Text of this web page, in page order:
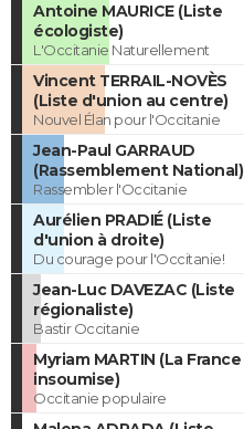
Antoine MAURICE (Liste
écologiste)
L'Occitanie Naturellement
Vincent TERRAIL-NOVÈS
(Liste d'union au centre)
Nouvel Élan pour l'Occitanie
Jean-Paul GARRAUD
(Rassemblement National)
Rassembler l'Occitanie
Aurélien PRADIÉ (Liste
d'union à droite)
Du courage pour l'Occitanie!
Jean-Luc DAVEZAC (Liste
régionaliste)
Bastir Occitanie
Myriam MARTIN (La France
insoumise)
Occitanie populaire